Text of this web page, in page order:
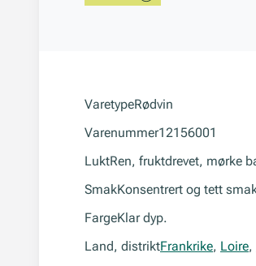
VaretypeRødvin
Varenummer12156001
LuktRen, fruktdrevet, mørke
SmakKonsentrert og tett
FargeKlar dyp.
Land, distriktFrankrike, Loire,